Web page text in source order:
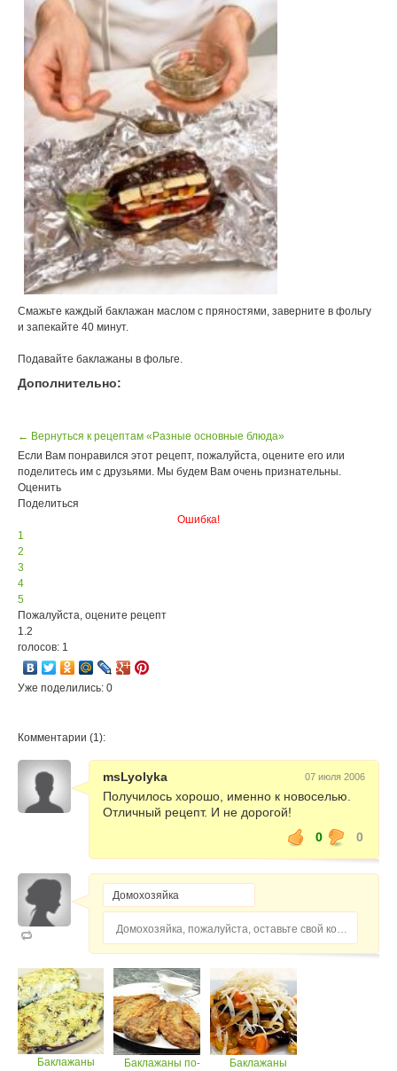
Смажьте каждый баклажан маслом с пряностями, заверните в фольгу
и запекайте 40 минут.
Подавайте баклажаны в фольге.
Дополнительно:
← Вернуться к рецептам «Разные основные блюда»
Если Вам понравился этот рецепт, пожалуйста, оцените его или
поделитесь им с друзьями. Мы будем Вам очень признательны.
Оценить
Поделиться
Ошибка!
1
2
3
4
5
Пожалуйста, оцените рецепт
1.2
голосов: 1
Уже поделились: 0
Комментарии (1):
msLyolyka 07 июля 2006
Получилось хорошо, именно к новоселью.
Отличный рецепт. И не дорогой!
0
0
Домохозяйка, пожалуйста, оставьте свой комментарий...
Баклажаны
Баклажаны по-
Баклажаны